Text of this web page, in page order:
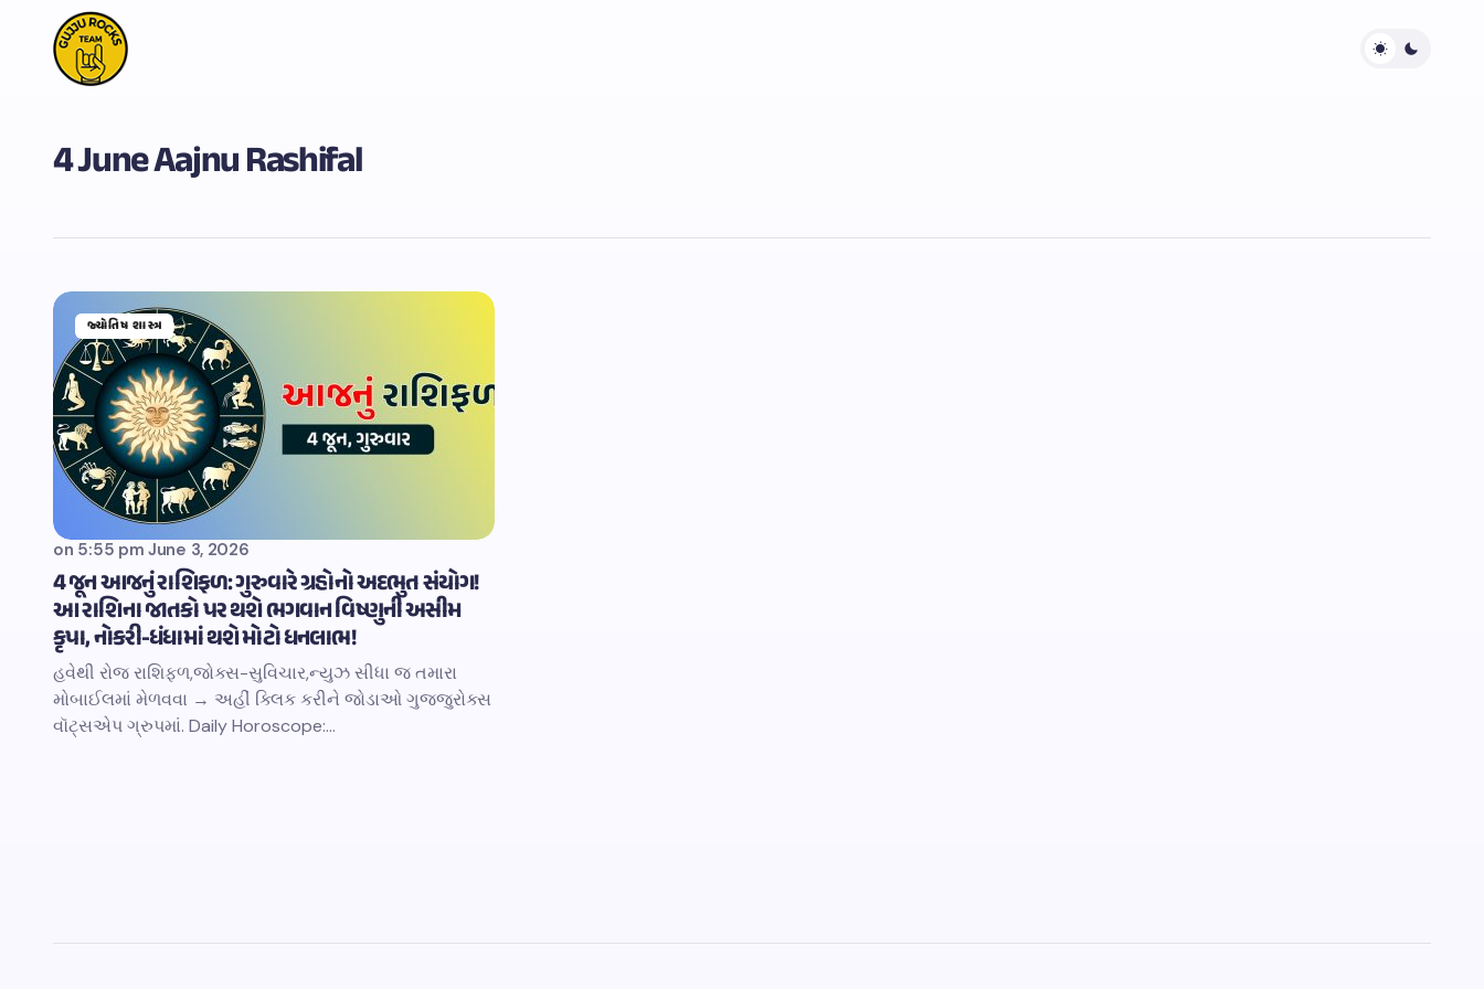
4 June Aajnu Rashifal
જ્યોતિષ શાસ્ત્ર
on 5:55 pm June 3, 2026
4 જૂન આજનું રાશિફળ: ગુરુવારે ગ્રહોનો અદભુત સંયોગ!
આ રાશિના જાતકો પર થશે ભગવાન વિષ્ણુની અસીમ
કૃપા, નોકરી-ધંધામાં થશે મોટો ધનલાભ!
હવેથી રોજ રાશિફળ,જોક્સ-સુવિચાર,ન્યુઝ સીધા જ તમારા
મોબાઈલમાં મેળવવા → અહીં ક્લિક કરીને જોડાઓ ગુજ્જુરોક્સ
વૉટ્સએપ ગ્રુપમાં. Daily Horoscope:…